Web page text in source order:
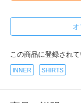
この商品に登録され
INNER SHIRTS